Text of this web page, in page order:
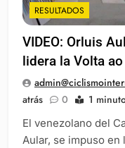
RESULTADOS
VIDEO: Orluis
lidera la Volta
atrás
0 1
El venezolano del
Aular, se impuso en